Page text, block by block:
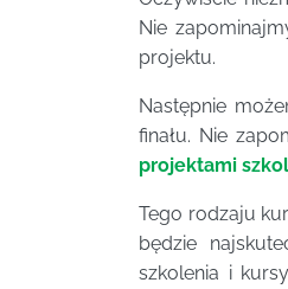
Nie
projektu.
Następnie
finału. Nie
projektami
Tego rodzaju
będzie
szkolenia i